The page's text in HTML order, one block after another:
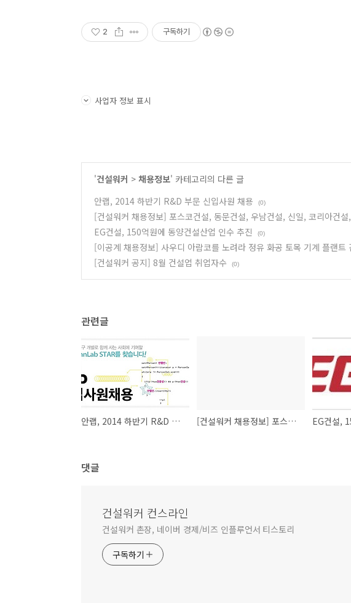
2 구독하기
사업자 정보 표시
'건설워커 > 채용정보' 카테고리의 다른 글
안랩, 2014 하반기 R&D 부문 신입사원 채용
(0)
[건설워커 채용정보] 포스코건설, 동문건설, 우남건설, 신일, 코리아건설
EG건설, 150억원에 동양건설산업 인수 추진 (0)
[이공계 채용정보] 사우디 아람코를 노려라 정유 화공 토목 기계 플랜트
[건설워커 공지] 8월 건설업 취업자수 (0)
관련글
안랩, 2014 하반기 R&D 부문 신입사원 채용 [건설워커 채용정보] 포스코건설, 동문건설, 우남건설, 신일, 코리아건설, 케이블텍
댓글
건설워커 컨스라인
건설워커 촌장, 네이버 경제/비즈 인플루언서 티스토리
구독하기